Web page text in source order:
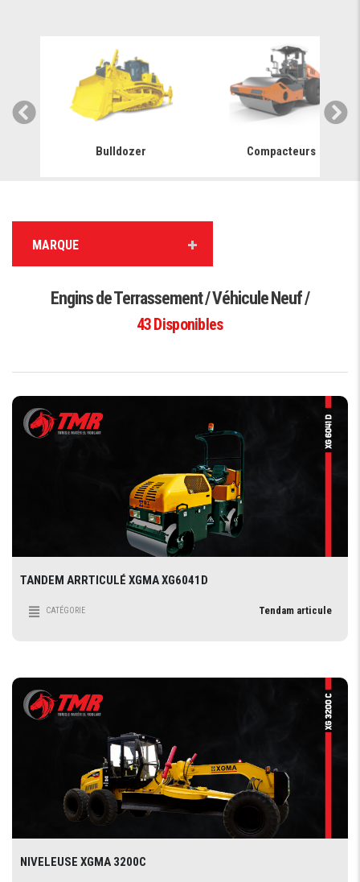
Bulldozer Compacteurs
MARQUE
Engins de Terrassement / Véhicule Neuf /
43Disponibles
TANDEM ARRTICULÉ XGMA XG6041D
CATÉGORIE Tendam articule
NIVELEUSE XGMA 3200C